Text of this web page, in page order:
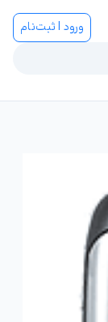
ورود | ثبت‌نام